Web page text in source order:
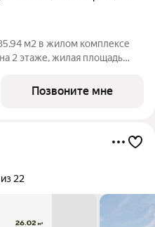
м2 в жилом комплексе
2 этаже, жилая площадь
Позвоните мне
22